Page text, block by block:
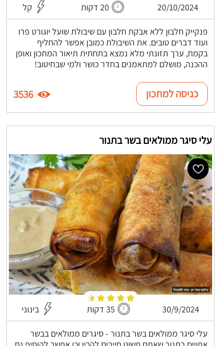
20/10/2024 20 דקות קל
פנקייק חלבון ללא אבקת חלבון עם שיבולת שועל יוגורט פרו
ועוד דברים טובים. את השיבולת כמובן אפשר להחליף
בקמח, ערך תזונתי מלא נמצא בתחתית תיאור המתכון ואופן
ההכנה, מושלם למתאמנים בחדר כושר ולמי שבחיטוב!
כניסה למתכון 3536
עלי סיגר ממולאים בשר בתנור
30/9/2024 35 דקות בינוני
עלי סיגר ממולאים בשר בתנור - סיגרים ממולאים בבשר